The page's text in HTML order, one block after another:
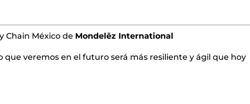
Chain México de Mondelēz International
que veremos en el futuro será más resiliente y ágil que hoy